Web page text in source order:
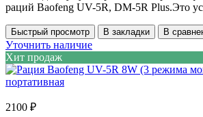
раций Baofeng UV-5R, DM-5R Plus.Это
Быстрый просмотр В закладки В
Уточнить наличие
Хит продаж
2100 ₽